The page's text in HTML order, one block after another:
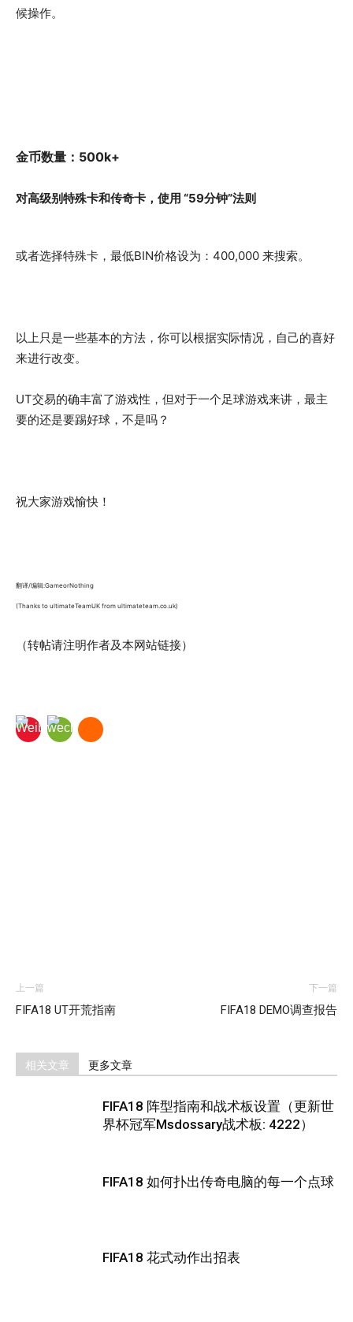
候操作。
金币数量：500k+
对高级别特殊卡和传奇卡，使用 “59分钟”法则
或者选择特殊卡，最低BIN价格设为：400,000 来搜索。
以上只是一些基本的方法，你可以根据实际情况，自己的喜好
来进行改变。
UT交易的确丰富了游戏性，但对于一个足球游戏来讲，最主
要的还是要踢好球，不是吗？
祝大家游戏愉快！
翻译/编辑:GameorNothing
(Thanks to ultimateTeamUK from ultimateteam.co.uk)
（转帖请注明作者及本网站链接）
上一篇
FIFA18 UT开荒指南
下一篇
FIFA18 DEMO调查报告
相关文章 更多文章
FIFA18 阵型指南和战术板设置（更新世
界杯冠军Msdossary战术板: 4222）
FIFA18 如何扑出传奇电脑的每一个点球
FIFA18 花式动作出招表